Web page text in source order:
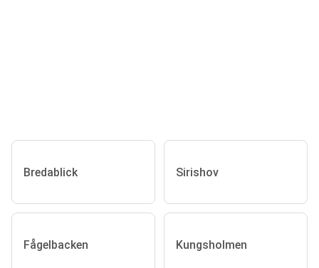
Bredablick Sirishov
Fågelbacken Kungsholmen